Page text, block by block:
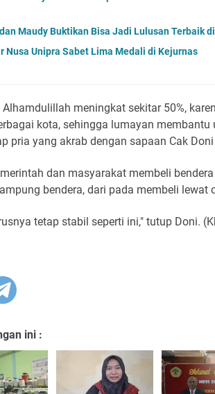
Maudy Buktikan Bisa Jadi Lulusan Terbaik di
Nusa Unipra Sabet Lima Medali di Kejurnas
meningkat sekitar 50%,
kota, sehingga lumayan membantu
pria yang akrab dengan sapaan Cak Doni
dan masyarakat membeli
bendera, dari pada membeli lewat
tetap stabil seperti ini," tutup Doni.
ini :